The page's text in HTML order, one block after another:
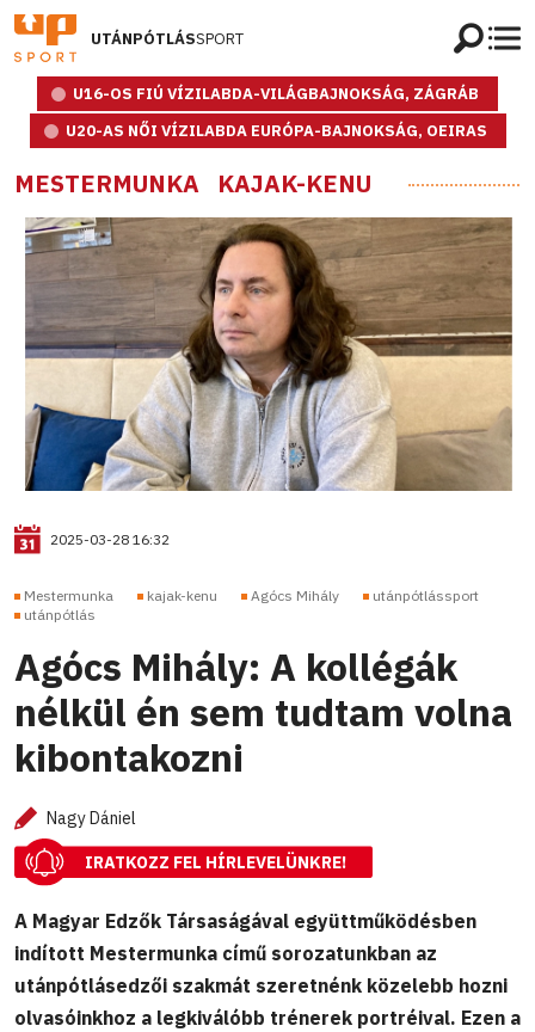
UTÁNPÓTLÁSSPORT
U16-OS FIÚ VÍZILABDA-VILÁGBAJNOKSÁG, ZÁGRÁB
U20-AS NŐI VÍZILABDA EURÓPA-BAJNOKSÁG, OEIRAS
MESTERMUNKA KAJAK-KENU
2025-03-28 16:32
Mestermunka kajak-kenu Agócs Mihály
utánpótlássport
utánpótlás
Agócs Mihály: A kollégák
nélkül én sem tudtam volna
kibontakozni
Nagy Dániel
IRATKOZZ FEL HÍRLEVELÜNKRE!
A Magyar Edzők Társaságával együttműködésben
indított Mestermunka című sorozatunkban az
utánpótlásedzői szakmát szeretnénk közelebb hozni
olvasóinkhoz a legkiválóbb trénerek portréival. Ezen a